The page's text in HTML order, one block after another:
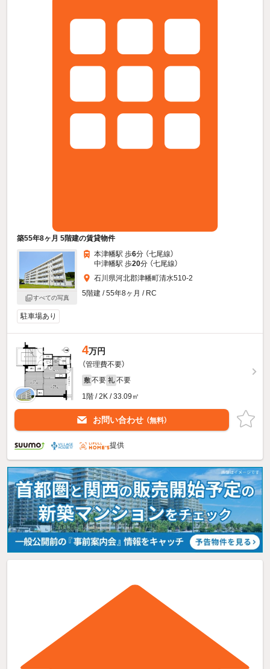
築55年8ヶ月 5階建の賃貸物件
すべての写真
本津幡駅 歩6分 （七尾線）
中津幡駅 歩20分 （七尾線）
石川県河北郡津幡町清水510-2
5階建 / 55年8ヶ月 / RC
駐車場あり
4万円
（管理費不要）
敷 不要 礼 不要
1階 / 2K / 33.09㎡
お問い合わせ （無料）
提供